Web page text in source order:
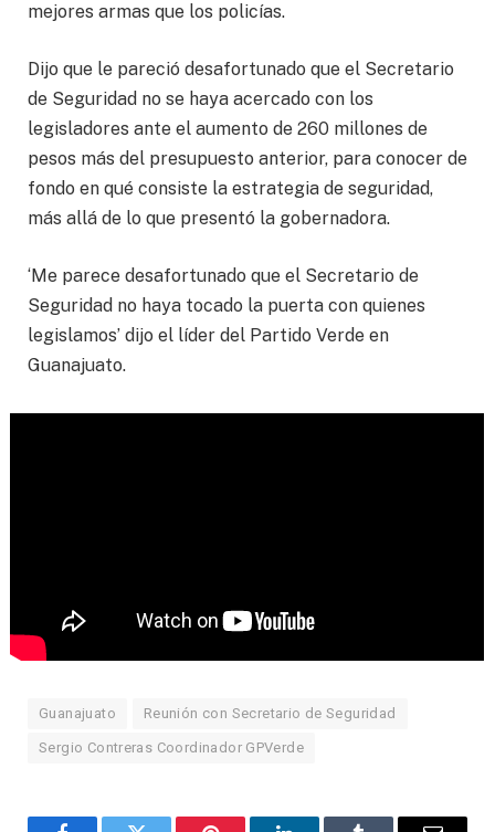
mejores armas que los policías.
Dijo que le pareció desafortunado que el Secretario
de Seguridad no se haya acercado con los
legisladores ante el aumento de 260 millones de
pesos más del presupuesto anterior, para conocer de
fondo en qué consiste la estrategia de seguridad,
más allá de lo que presentó la gobernadora.
‘Me parece desafortunado que el Secretario de
Seguridad no haya tocado la puerta con quienes
legislamos’ dijo el líder del Partido Verde en
Guanajuato.
Guanajuato Reunión con Secretario de Seguridad
Sergio Contreras Coordinador GPVerde